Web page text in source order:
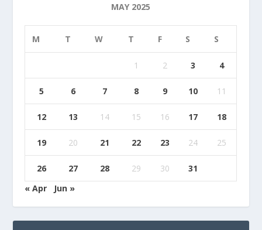
MAY 2025
M T W T F S S
1 2 3 4
5 6 7 8 9 10 11
12 13 14 15 16 17 18
19 20 21 22 23 24 25
26 27 28 29 30
31
« Apr
Jun »